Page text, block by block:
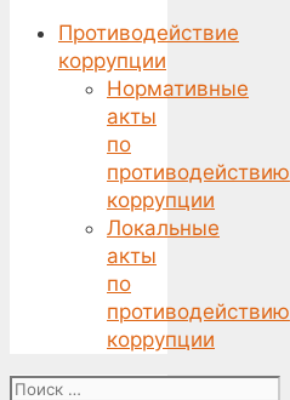
Противодействие
коррупции
Нормативные
акты
по
противодействию
коррупции
Локальные
акты
по
противодействию
коррупции
Поиск